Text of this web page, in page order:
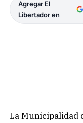
Agregar El
Libertador en
La Municipalidad